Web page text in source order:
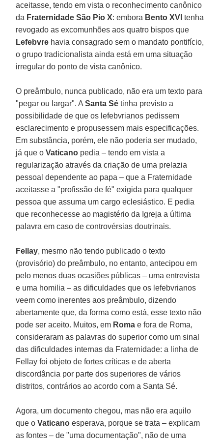
aceitasse, tendo em vista o reconhecimento canônico
da Fraternidade São Pio X: embora Bento XVItenha
revogado as excomunhões aos quatro bispos que
Lefebvre havia consagrado sem o mandato pontifício,
o grupo tradicionalista ainda está em uma situação
irregular do ponto de vista canônico.
O preâmbulo, nunca publicado, não era um texto para
"pegar ou largar". ASanta Sétinha previsto a
possibilidade de que os lefebvrianos pedissem
esclarecimento e propusessem mais especificações.
Em substância, porém, ele não poderia ser mudado,
já que oVaticano pedia – tendo em vista a
regularização através da criação de uma prelazia
pessoal dependente ao papa – que a Fraternidade
aceitasse a "profissão de fé" exigida para qualquer
pessoa que assuma um cargo eclesiástico. E pedia
que reconhecesse ao magistério da Igreja a última
palavra em caso de controvérsias doutrinais.
Fellay, mesmo não tendo publicado o texto
(provisório) do preâmbulo, no entanto, antecipou em
pelo menos duas ocasiões públicas – uma entrevista
e uma homilia – as dificuldades que os lefebvrianos
veem como inerentes aos preâmbulo, dizendo
abertamente que, da forma como está, esse texto não
pode ser aceito. Muitos, em Romae fora de Roma,
consideraram as palavras do superior como um sinal
das dificuldades internas da Fraternidade: a linha de
Fellay foi objeto de fortes críticas e de aberta
discordância por parte dos superiores de vários
distritos, contrários ao acordo com a Santa Sé.
Agora, um documento chegou, mas não era aquilo
que oVaticanoesperava, porque se trata – explicam
as fontes – de "uma documentação", não de uma